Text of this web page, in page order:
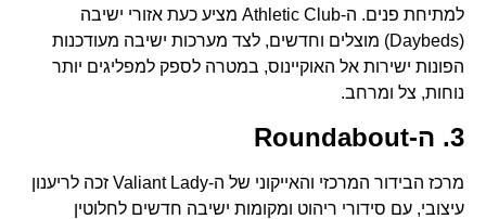
למתיחת פנים. ה-Athletic Club מציע כעת אזורי ישיבה
(Daybeds) מוצלים וחדשים, לצד מערכות ישיבה מעודכנות
הפונות ישירות אל האוקיינוס, במטרה לספק למפליגים יותר
נוחות, צל ומרחב.
מרכז הבידור המרכזי והאייקוני של ה-Valiant Lady זכה לריענון
עיצובי, עם סידורי ריהוט ומקומות ישיבה חדשים לחלוטין